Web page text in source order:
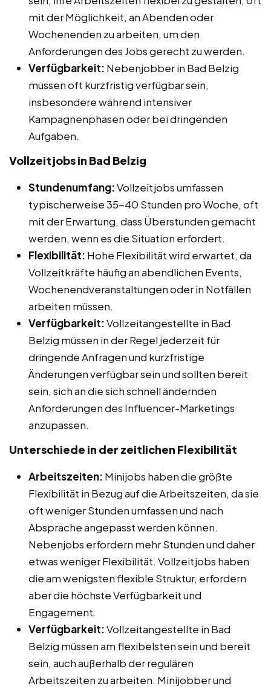
mit der Möglichkeit, an Abenden oder
Wochenenden zu arbeiten, um den
Anforderungen des Jobs gerecht zu werden.
Verfügbarkeit: Nebenjobber in Bad Belzig
müssen oft kurzfristig verfügbar sein,
insbesondere während intensiver
Kampagnenphasen oder bei dringenden
Aufgaben.
Vollzeitjobs in Bad Belzig
Stundenumfang:Vollzeitjobs umfassen
typischerweise 35-40 Stunden pro Woche, oft
mit der Erwartung, dass Überstunden gemacht
werden, wenn es die Situation erfordert.
Flexibilität: Hohe Flexibilität wird erwartet, da
Vollzeitkräfte häufig an abendlichen Events,
Wochenendveranstaltungen oder in Notfällen
arbeiten müssen.
Verfügbarkeit:Vollzeitangestellte in Bad
Belzig müssen in der Regel jederzeit für
dringende Anfragen und kurzfristige
Änderungen verfügbar sein und sollten bereit
sein, sich an die sich schnell ändernden
Anforderungen des Influencer-Marketings
anzupassen.
Unterschiede in der zeitlichen Flexibilität
Arbeitszeiten: Minijobs haben die größte
Flexibilität in Bezug auf die Arbeitszeiten, da sie
oft weniger Stunden umfassen und nach
Absprache angepasst werden können.
Nebenjobs erfordern mehr Stunden und daher
etwas weniger Flexibilität. Vollzeitjobs haben
die am wenigsten flexible Struktur, erfordern
aber die höchste Verfügbarkeit und
Engagement.
Verfügbarkeit:Vollzeitangestellte in Bad
Belzig müssen am flexibelsten sein und bereit
sein, auch außerhalb der regulären
Arbeitszeiten zu arbeiten. Minijobber und